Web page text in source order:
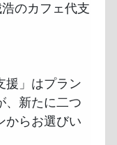
のカフェ代支
援」はプラン
、新たに二つ
からお選びい